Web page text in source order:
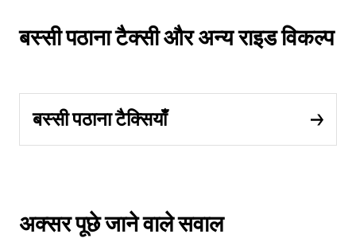
बस्सी पठाना टैक्सी और अन्य राइड विकल्प
बस्सी पठाना टैक्सियाँ
अक्सर पूछे जाने वाले सवाल